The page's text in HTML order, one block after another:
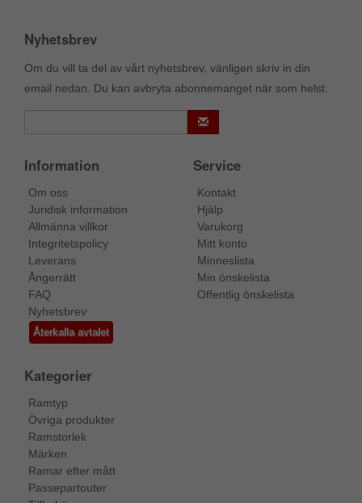
Nyhetsbrev
Om du vill ta del av vårt nyhetsbrev, vänligen skriv in din
email nedan. Du kan avbryta abonnemanget när som helst.
Information
Om oss
Juridisk information
Allmänna villkor
Integritetspolicy
Leverans
Ångerrätt
FAQ
Nyhetsbrev
Återkalla avtalet
Service
Kontakt
Hjälp
Varukorg
Mitt konto
Minneslista
Min önskelista
Offentlig önskelista
Kategorier
Ramtyp
Övriga produkter
Ramstorlek
Märken
Ramar efter mått
Passepartouter